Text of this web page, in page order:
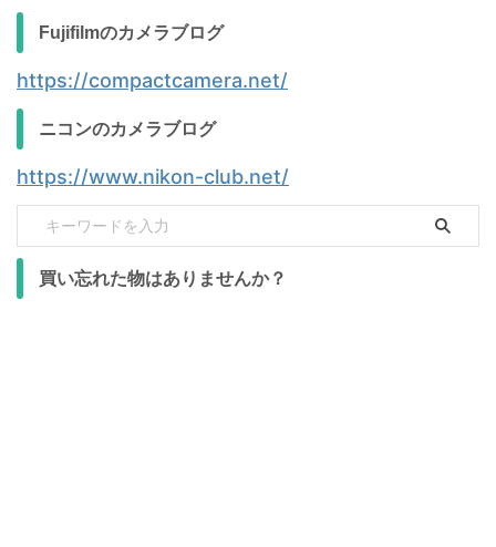
Fujifilmのカメラブログ
https://compactcamera.net/
ニコンのカメラブログ
https://www.nikon-club.net/
買い忘れた物はありませんか？